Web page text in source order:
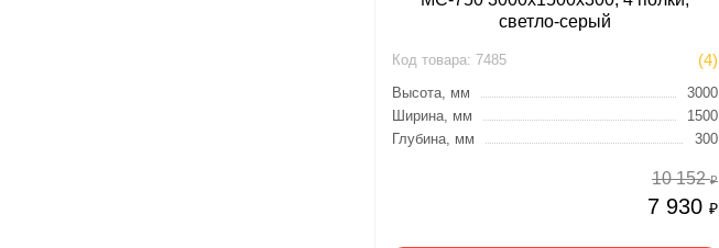
светло-серый
Код товара: 7485 (4)
Высота, мм
3000
Ширина, мм
1500
Глубина, мм
300
7 930 ₽
10 152₽